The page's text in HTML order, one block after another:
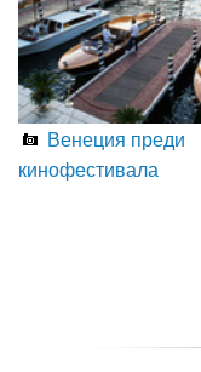
Венеция преди
кинофестивала